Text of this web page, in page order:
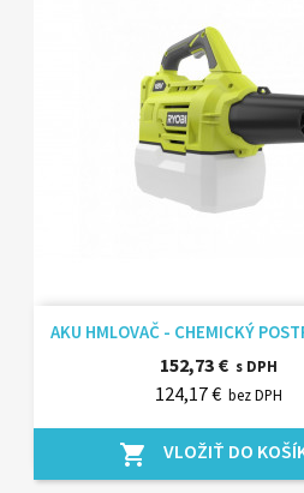
AKU HMLOVAČ - CHEMICKÝ
152,73 € s DPH
124,17 € bez DPH
shopping_cart VLOŽIŤ DO